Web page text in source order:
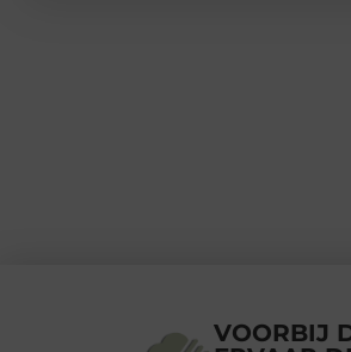
VOORBIJ